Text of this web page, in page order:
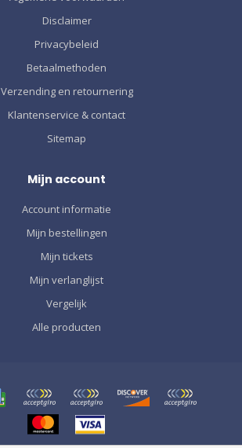
Disclaimer
Privacybeleid
Betaalmethoden
Verzending en retournering
Klantenservice & contact
Sitemap
Mijn account
Account informatie
Mijn bestellingen
Mijn tickets
Mijn verlanglijst
Vergelijk
Alle producten